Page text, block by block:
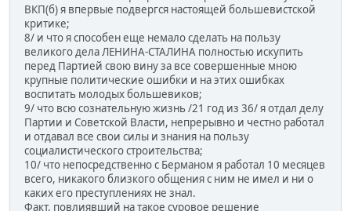
ВКП(б) я впервые подвергся настоящей большевистской
критике;
8/ и что я способен еще немало сделать на пользу
великого дела ЛЕНИНА-СТАЛИНА полностью искупить
перед Партией свою вину за все совершенные мною
крупные политические ошибки и на этих ошибках
воспитать молодых большевиков;
9/ что всю сознательную жизнь /21 год из 36/ я отдал делу
Партии и Советской Власти, непрерывно и честно работал
и отдавал все свои силы и знания на пользу
социалистического строительства;
10/ что непосредственно с Берманом я работал 10 месяцев
всего, никакого близкого общения с ним не имел и ни о
каких его преступлениях не знал.
Факт, повлиявший на такое суровое решение